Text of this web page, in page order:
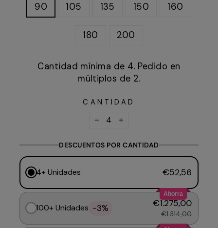
90 105 135 150 160
180 200
Cantidad mínima de 4. Pedido en
múltiplos de 2.
CANTIDAD
DESCUENTOS POR CANTIDAD
4+ Unidades €52,56
Ahorra
100+ Unidades -3% €1.275,00
€1.314,00